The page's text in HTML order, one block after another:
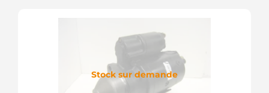
Stock sur demande